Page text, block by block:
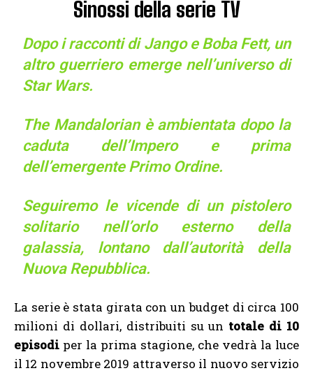
Sinossi della serie TV
Dopo i racconti di Jango e Boba Fett, un
altro guerriero emerge nell’universo di
Star Wars.
The Mandalorian è ambientata dopo la
caduta dell’Impero e prima
dell’emergente Primo Ordine.
Seguiremo le vicende di un pistolero
solitario nell’orlo esterno della
galassia, lontano dall’autorità della
Nuova Repubblica.
La serie è stata girata con un budget di circa 100
milioni di dollari, distribuiti su un totale di 10
episodi per la prima stagione, che vedrà la luce
il 12 novembre 2019 attraverso il nuovo servizio